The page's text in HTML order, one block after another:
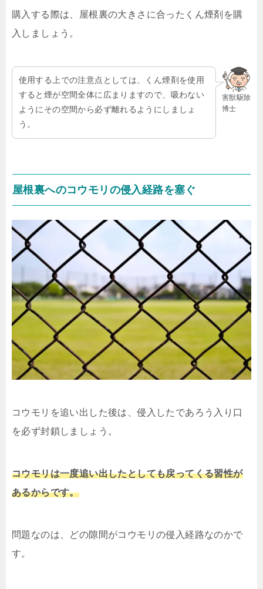
購入する際は、屋根裏の大きさに合ったくん煙剤を購
入しましょう。
害獣駆除
博士
使用する上での注意点としては、くん煙剤を使用
すると煙が空間全体に広まりますので、吸わない
ようにその空間から必ず離れるようにしましょ
う。
屋根裏へのコウモリの侵入経路を塞ぐ
コウモリを追い出した後は、侵入したであろう入り口
を必ず封鎖しましょう。
コウモリは一度追い出したとしても戻ってくる習性が
あるからです。
問題なのは、どの隙間がコウモリの侵入経路なのかで
す。